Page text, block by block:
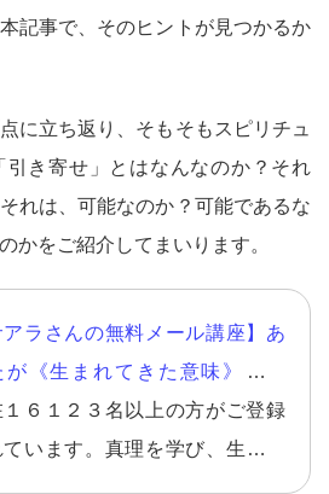
記事で、そのヒントが見つかるか
に立ち返り、そもそもスピリチュ
引き寄せ」とはなんなのか？それ
れは、可能なのか？可能であるな
かをご紹介してまいります。
アラさんの無料メール講座】あ
が《生まれてきた意味》を知
分らしい幸せを生きる。
１６１２３名以上の方がご登録
ています。真理を学び、生きて